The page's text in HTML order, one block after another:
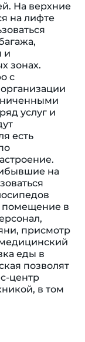
На верхние
на лифте
и
зонах.
с
услуг и
есть
на
помещение в
присмотр
еды в
позволят
центр
в том